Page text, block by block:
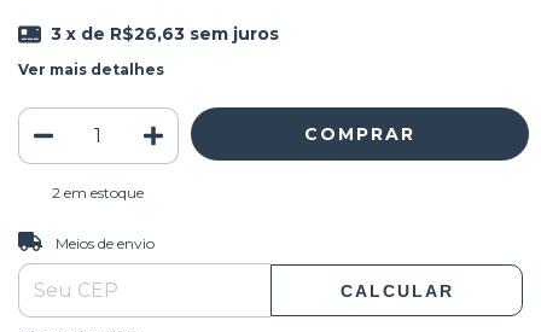
3 x de R$26,63 sem juros
Ver mais detalhes
2 em estoque
Entregas para o CEP:
Meios de envio
CALCULAR